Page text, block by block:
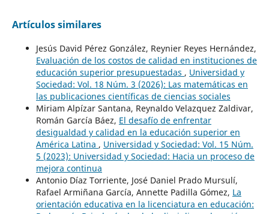
Artículos similares
Jesús David Pérez González, Reynier Reyes Hernández,
Evaluación de los costos de calidad en instituciones de
educación superior presupuestadas , Universidad y
Sociedad: Vol. 18 Núm. 3 (2026): Las matemáticas en
las publicaciones científicas de ciencias sociales
Miriam Alpízar Santana, Reynaldo Velazquez Zaldivar,
Román García Báez, El desafío de enfrentar
desigualdad y calidad en la educación superior en
América Latina , Universidad y Sociedad: Vol. 15 Núm.
5 (2023): Universidad y Sociedad: Hacia un proceso de
mejora continua
Antonio Díaz Torriente, José Daniel Prado Mursulí,
Rafael Armiñana García, Annette Padilla Gómez, La
orientación educativa en la licenciatura en educación: